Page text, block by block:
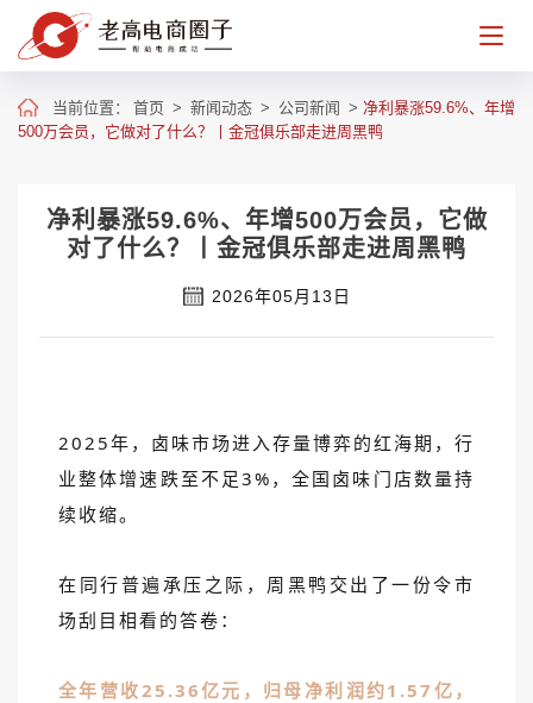
当前位置： 首页 > 新闻动态 > 公司新闻 > 净利暴涨59.6%、年增
500万会员，它做对了什么？丨金冠俱乐部走进周黑鸭
净利暴涨59.6%、年增500万会员，它做
对了什么？丨金冠俱乐部走进周黑鸭
2026年05月13日
2025年，卤味市场进入存量博弈的红海期，行
业整体增速跌至不足3%，全国卤味门店数量持
续收缩。
在同行普遍承压之际，周黑鸭交出了一份令市
场刮目相看的答卷：
全年营收25.36亿元，归母 净利润约1.57亿，